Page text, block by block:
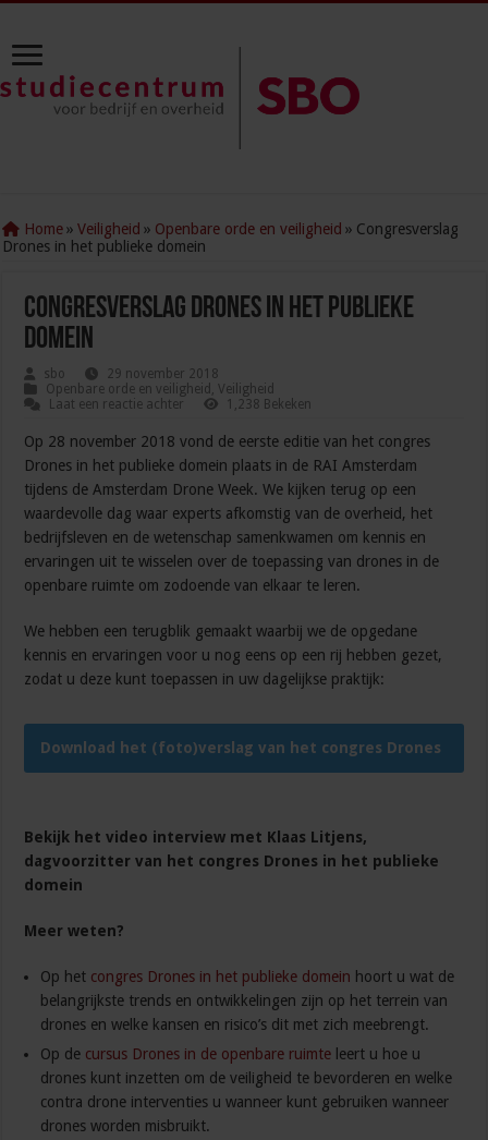
Home » Veiligheid » Openbare orde en veiligheid » Congresverslag
Drones in het publieke domein
Congresverslag Drones in het publieke
domein
sbo
29 november 2018
Openbare orde en veiligheid ,Veiligheid
Laat een reactie achter
1,238 Bekeken
Op 28 november 2018 vond de eerste editie van het congres
Drones in het publieke domein plaats in de RAI Amsterdam
tijdens de Amsterdam Drone Week. We kijken terug op een
waardevolle dag waar experts afkomstig van de overheid, het
bedrijfsleven en de wetenschap samenkwamen om kennis en
ervaringen uit te wisselen over de toepassing van drones in de
openbare ruimte om zodoende van elkaar te leren.
We hebben een terugblik gemaakt waarbij we de opgedane
kennis en ervaringen voor u nog eens op een rij hebben gezet,
zodat u deze kunt toepassen in uw dagelijkse praktijk:
Download het (foto)verslag van het congres Drones
Bekijk het video interview met Klaas Litjens,
dagvoorzitter van het congres Drones in het publieke
domein
Meer weten?
Op het congres Drones in het publieke domein hoort u wat de
belangrijkste trends en ontwikkelingen zijn op het terrein van
drones en welke kansen en risico’s dit met zich meebrengt.
Op de cursus Drones in de openbare ruimte leert u hoe u
drones kunt inzetten om de veiligheid te bevorderen en welke
contra drone interventies u wanneer kunt gebruiken wanneer
drones worden misbruikt.